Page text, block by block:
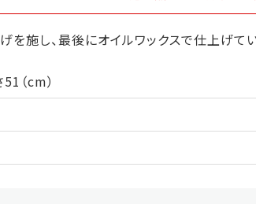
施し、最後にオイルワックスで仕上げてい
（cm）